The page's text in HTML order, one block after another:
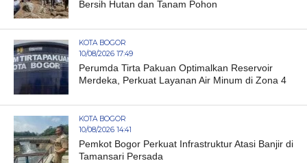
Bersih Hutan dan Tanam Pohon
KOTA BOGOR
10/08/2026 17:49
Perumda Tirta Pakuan Optimalkan Reservoir
Merdeka, Perkuat Layanan Air Minum di Zona 4
KOTA BOGOR
10/08/2026 14:41
Pemkot Bogor Perkuat Infrastruktur Atasi Banjir di
Tamansari Persada